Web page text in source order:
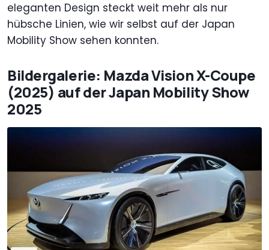
eleganten Design steckt weit mehr als nur
hübsche Linien, wie wir selbst auf der Japan
Mobility Show sehen konnten.
Bildergalerie: Mazda Vision X-Coupe
(2025) auf der Japan Mobility Show
2025